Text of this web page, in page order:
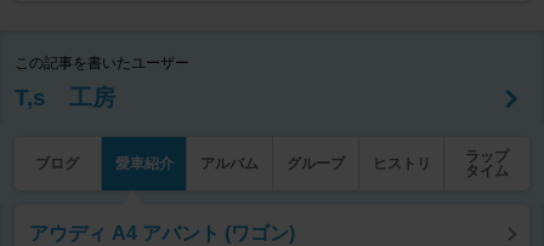
この記事を書いたユーザー
T,s 工房
ブログ 愛車紹介 アルバム グループ ヒストリ
ラップ
タイム
アウディ A4 アバント (ワゴン)